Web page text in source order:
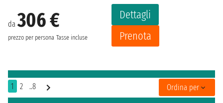
da306 €
prezzo per persona Tasse incluse
Dettagli
Prenota
1 2 ..8 Ordina per